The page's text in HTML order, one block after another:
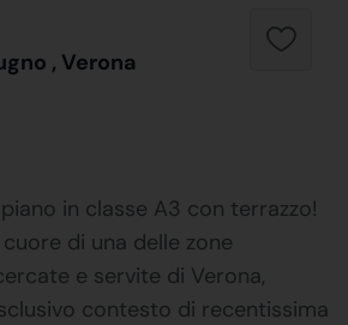
, Verona
in classe A3 con terrazzo!
di una delle zone
e servite di Verona,
contesto di recentissima